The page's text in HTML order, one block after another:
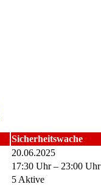
Sicherheitswache
20.06.2025
17:30 Uhr – 23:00 Uhr
5 Aktive